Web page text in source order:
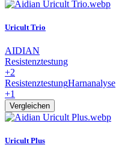
Uricult Trio
AIDIAN
Resistenztestung
+2
ResistenztestungHarnanalyse
+1
Vergleichen
Uricult Plus